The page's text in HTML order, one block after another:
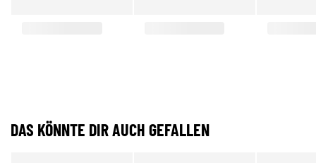
DAS KÖNNTE DIR AUCH GEFALLEN